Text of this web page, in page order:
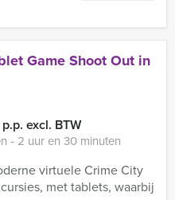
Game Shoot Out in
p.p. excl. BTW
‐ 2 uur en 30 minuten
virtuele Crime City
met tablets, waarbij